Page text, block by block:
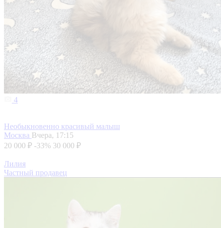
4
Необыкновенно красивый малыш
Москва Вчера, 17:15
20 000 ₽ -33% 30 000 ₽
Лилия
Частный продавец